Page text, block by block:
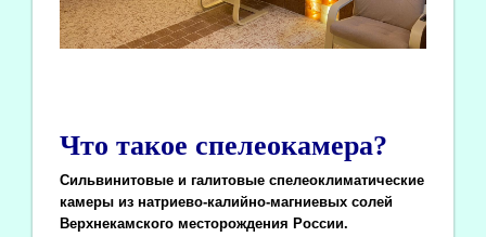
Что такое спелеокамера?
Сильвинитовые и галитовые спелеоклиматические
камеры из натриево-калийно-магниевых солей
Верхнекамского месторождения России.